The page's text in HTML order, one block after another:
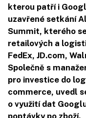
kterou patří i
uzavřené setkání
Summit, kterého
retailových a
FedEx, JD.com,
Společně s
pro investice do
commerce, uvedl
o využití dat
poptávky po zboží.